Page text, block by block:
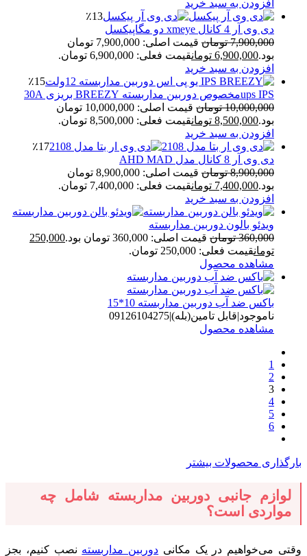
افزودن به سبد خرید
٪13
دی وی آر 4 کانال xmeye دو مگاپیکسل
7,900,000 تومان
قیمت اصلی: 7,900,000 تومان
بود.6,900,000 تومانقیمت فعلی: 6,900,000 تومان.
افزودن به سبد خرید
٪15
ups IPSمخصوص دوربین مداربسته BREEZY بریزی 30A
10,000,000 تومان
قیمت اصلی: 10,000,000 تومان
بود.8,500,000 تومانقیمت فعلی: 8,500,000 تومان.
افزودن به سبد خرید
٪17
دی وی آر 8 کانال مدل AHD MAD
8,900,000 تومان
قیمت اصلی: 8,900,000 تومان
بود.7,400,000 تومانقیمت فعلی: 7,400,000 تومان.
افزودن به سبد خرید
ویدئو بالون دوربین مداربسته
360,000 تومان قیمت اصلی: 360,000 تومان بود.
250,000
تومانقیمت فعلی: 250,000 تومان.
مشاهده محصول
باکس ضد آب دوربین مداربسته 10*15
ناموجود|قابل تامین(بله)|09126104275
مشاهده محصول
1
2
3
4
5
6
بارگذاری محصولات بیشتر
لوازم جانبی دوربین مداربسته شامل چه
مواردی است؟
وقتی می‌خواهیم در یک مکانی دوربین مداربسته نصب کنیم، بجز